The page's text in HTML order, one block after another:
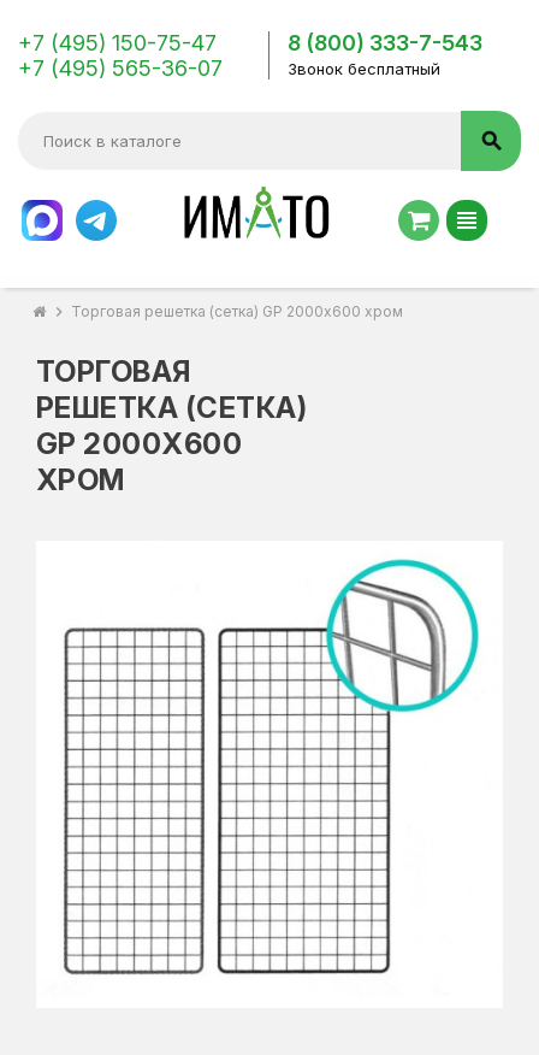
+7 (495) 150-75-47
+7 (495) 565-36-07
8 (800) 333-7-543
Звонок бесплатный
search
view_headline
chevron_right Торговая решетка (сетка) GP 2000х600 хром
ТОРГОВАЯ
РЕШЕТКА (СЕТКА)
GP 2000Х600
ХРОМ